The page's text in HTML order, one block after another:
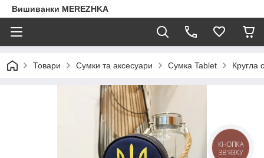
Вишиванки MEREZHKA
Товари Сумки та аксесуари Сумка Tablet Кругла
КНОПКА
ЗВ'ЯЗКУ